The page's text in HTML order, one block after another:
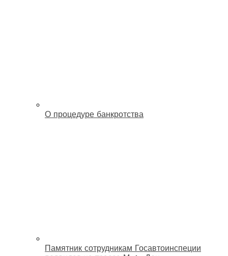
О процедуре банкротства
Памятник сотрудникам Госавтоинспеции